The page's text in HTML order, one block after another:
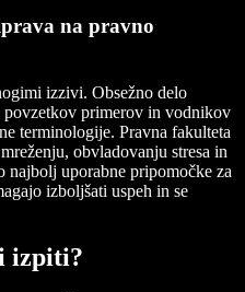
na pravno
izzivi. Obsežno delo
primerov in vodnikov
terminologije. Pravna fakulteta
obvladovanju stresa in
najbolj uporabne pripomočke za
izboljšati uspeh in se
izpiti?